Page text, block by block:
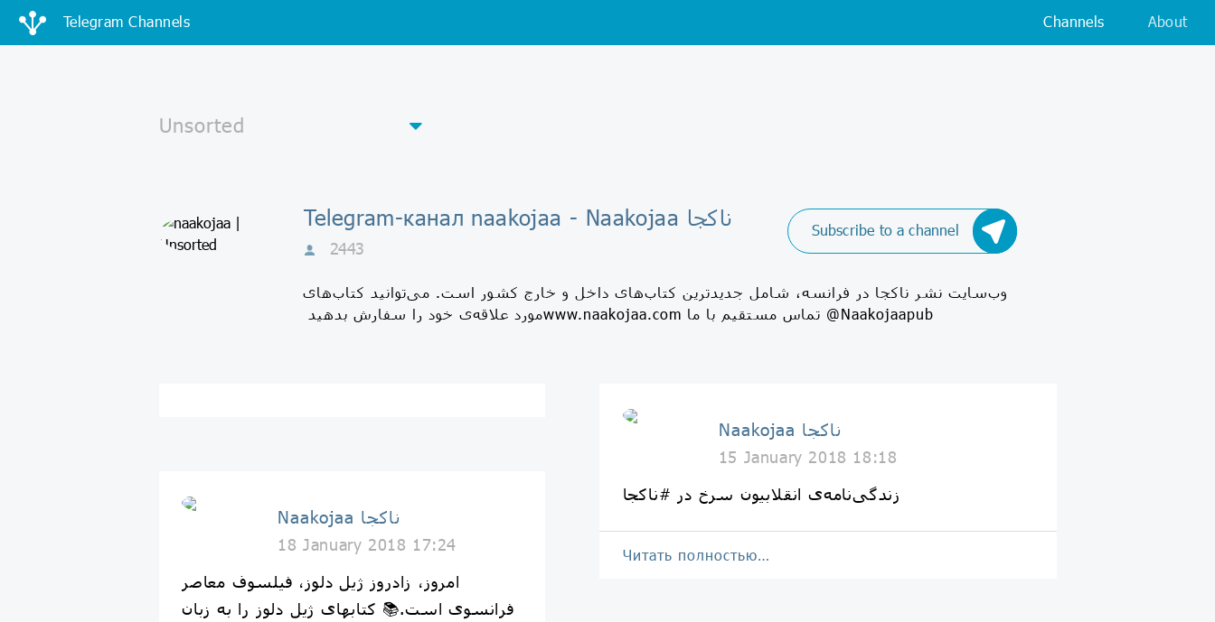
Telegram Channels Channels About
Subscribe to a channel Telegram-канал naakojaa - Naakojaa ناکجا
2443
وب‌سایت نشر ناکجا در فرانسه، شامل جدیدترین کتاب‌های داخل و خارج کشور است. می‌توانید کتاب‌های
مورد علاقه‌ی خود را سفارش بدهید ‏www.naakojaa.com تماس مستقیم با ما @Naakojaapub
Naakojaa ناکجا
18 January 2018 17:24
امروز، زادروز ژيل دلوز، فيلسوف معاصر
فرانسوى است.📚 كتابهاى ژيل دلوز را به زبان
Naakojaa ناکجا
15 January 2018 18:18
زندگی‌نامه‌ی انقلابيون سرخ در #ناكجا
Читать полностью…